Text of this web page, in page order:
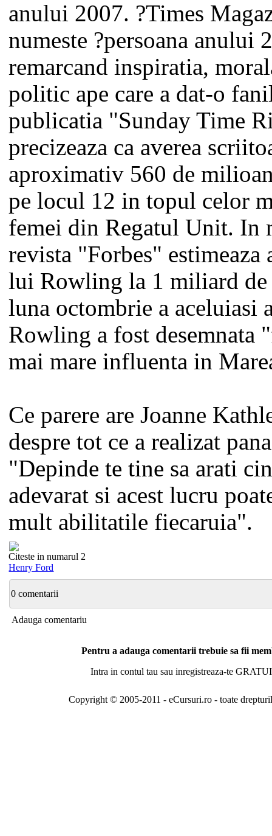
anului 2007. ?Times
numeste ?persoana anului
remarcand inspiratia,
politic ape care a dat-o
publicatia "Sunday Time
precizeaza ca averea
aproximativ 560 de
pe locul 12 in topul celor
femei din Regatul Unit. In
revista "Forbes" estimeaza
lui Rowling la 1 miliard
luna octombrie a aceluiasi
Rowling a fost desemnata
mai mare influenta in
Ce parere are Joanne
despre tot ce a realizat
"Depinde te tine sa arati
adevarat si acest lucru
mult abilitatile fiecaruia".
Citeste in numarul 2
Henry Ford
0 comentarii
Adauga comentariu
Pentru a adauga comentarii trebuie sa fii
Intra in contul tau sau inregistreaza-te
Copyright © 2005-2011 - eCursuri.ro - toate